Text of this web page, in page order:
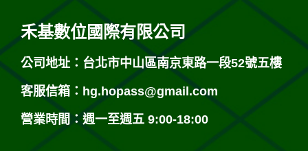
禾基數位國際有限公司
公司地址：台北市中山區南京東路一段52號五樓
客服信箱： hg.hopass@gmail.com
營業時間：週一至週五 9:00-18:00